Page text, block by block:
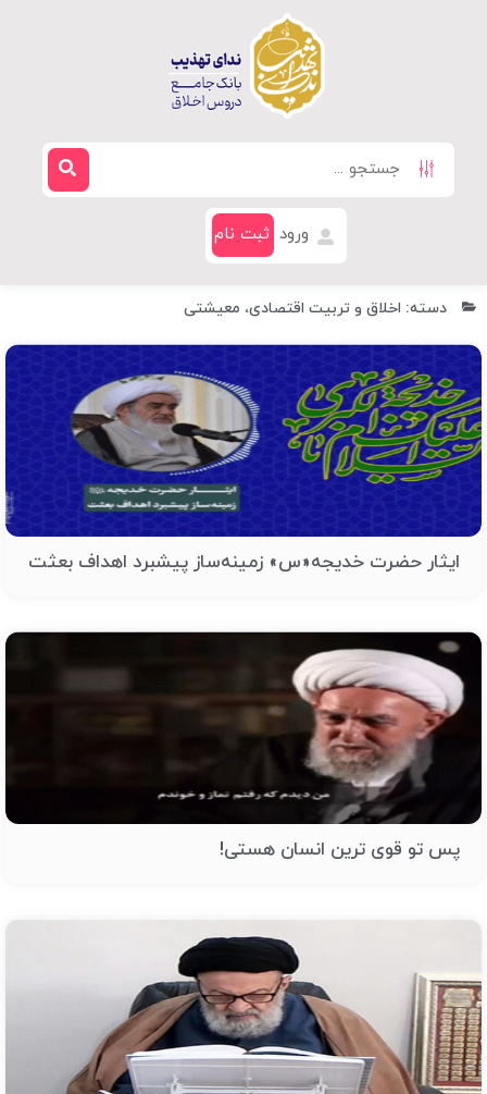
ورود ثبت نام
دسته: اخلاق و تربیت اقتصادی، معیشتی
ایثار حضرت خدیجه«س» زمینه‌ساز پیشبرد اهداف بعثت
پس تو قوی ترین انسان هستی!